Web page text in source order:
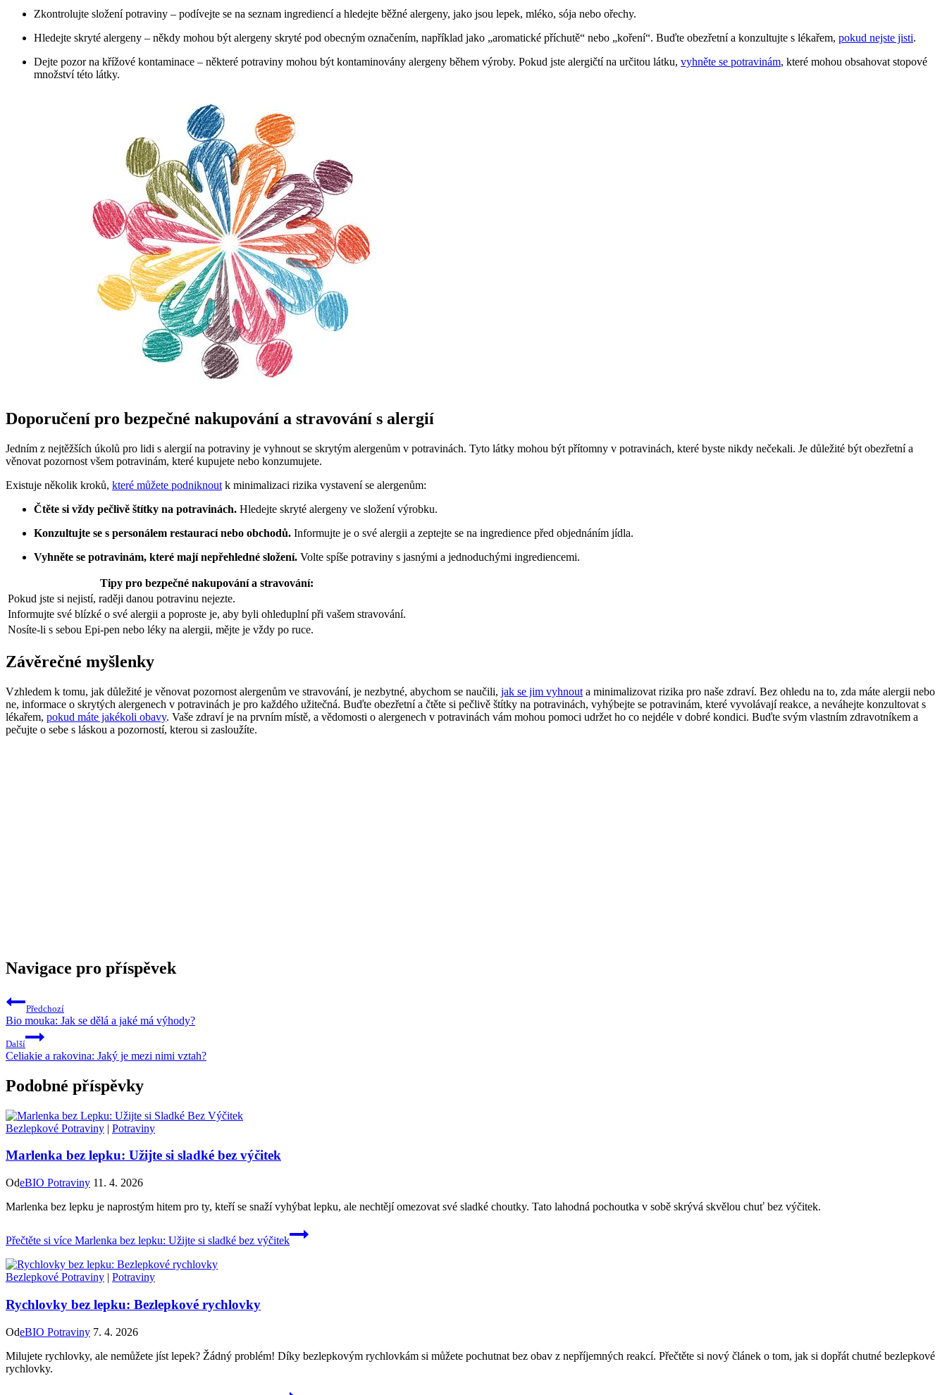
Zkontrolujte složení potraviny – podívejte se na seznam ingrediencí a hledejte běžné alergeny, jako jsou lepek, mléko, sója nebo ořechy.
Hledejte skryté alergeny – někdy mohou být alergeny skryté pod obecným označením, například jako „aromatické příchutě“ nebo „koření“. Buďte obezřetní a konzultujte s lékařem, pokud nejste jisti.
Dejte pozor na křížové kontaminace – některé potraviny mohou být kontaminovány alergeny během výroby. Pokud jste alergičtí na určitou látku, vyhněte se potravinám, které mohou obsahovat stopové
množství této látky.
Doporučení pro bezpečné nakupování a stravování s alergií
Jedním z nejtěžších úkolů pro lidi s alergií na potraviny je vyhnout se skrytým alergenům v potravinách. Tyto látky mohou být přítomny v potravinách, které byste nikdy nečekali. Je důležité být obezřetní a
věnovat pozornost všem potravinám, které kupujete nebo konzumujete.
Existuje několik kroků, které můžete podniknout k minimalizaci rizika vystavení se alergenům:
Čtěte si vždy pečlivě štítky na potravinách. Hledejte skryté alergeny ve složení výrobku.
Konzultujte se s personálem restaurací nebo obchodů. Informujte je o své alergii a zeptejte se na ingredience před objednáním jídla.
Vyhněte se potravinám, které mají nepřehledné složení. Volte spíše potraviny s jasnými a jednoduchými ingrediencemi.
Tipy pro bezpečné nakupování a stravování:
Pokud jste si nejistí, raději danou potravinu nejezte.
Informujte své blízké o své alergii a poproste je, aby byli ohleduplní při vašem stravování.
Nosíte-li s sebou Epi-pen nebo léky na alergii, mějte je vždy po ruce.
Závěrečné myšlenky
Vzhledem k tomu, jak důležité je věnovat pozornost alergenům ve stravování, je nezbytné, abychom se naučili, jak se jim vyhnout a minimalizovat rizika pro naše zdraví. Bez ohledu na to, zda máte alergii nebo
ne, informace o skrytých alergenech v potravinách je pro každého užitečná. Buďte obezřetní a čtěte si pečlivě štítky na potravinách, vyhýbejte se potravinám, které vyvolávají reakce, a neváhejte konzultovat s
lékařem, pokud máte jakékoli obavy. Vaše zdraví je na prvním místě, a vědomosti o alergenech v potravinách vám mohou pomoci udržet ho co nejdéle v dobré kondici. Buďte svým vlastním zdravotníkem a
pečujte o sebe s láskou a pozorností, kterou si zasloužíte.
Navigace pro příspěvek
Předchozí
Bio mouka: Jak se dělá a jaké má výhody?
Další
Celiakie a rakovina: Jaký je mezi nimi vztah?
Podobné příspěvky
Bezlepkové Potraviny | Potraviny
Marlenka bez lepku: Užijte si sladké bez výčitek
OdeBIO Potraviny 11. 4. 2026
Marlenka bez lepku je naprostým hitem pro ty, kteří se snaží vyhýbat lepku, ale nechtějí omezovat své sladké choutky. Tato lahodná pochoutka v sobě skrývá skvělou chuť bez výčitek.
Přečtěte si více Marlenka bez lepku: Užijte si sladké bez výčitek
Bezlepkové Potraviny | Potraviny
Rychlovky bez lepku: Bezlepkové rychlovky
OdeBIO Potraviny 7. 4. 2026
Milujete rychlovky, ale nemůžete jíst lepek? Žádný problém! Díky bezlepkovým rychlovkám si můžete pochutnat bez obav z nepříjemných reakcí. Přečtěte si nový článek o tom, jak si dopřát chutné bezlepkové
rychlovky.